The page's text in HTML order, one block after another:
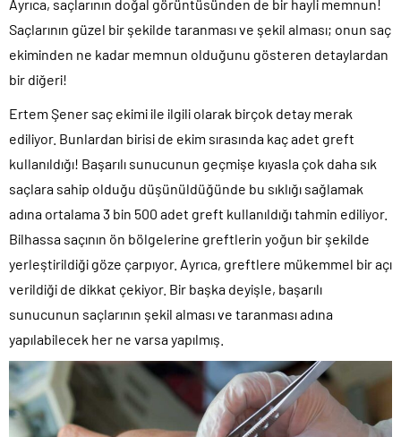
Ayrıca, saçlarının doğal görüntüsünden de bir hayli memnun!
Saçlarının güzel bir şekilde taranması ve şekil alması; onun saç
ekiminden ne kadar memnun olduğunu gösteren detaylardan
bir diğeri!
Ertem Şener saç ekimi ile ilgili olarak birçok detay merak
ediliyor. Bunlardan birisi de ekim sırasında kaç adet greft
kullanıldığı! Başarılı sunucunun geçmişe kıyasla çok daha sık
saçlara sahip olduğu düşünüldüğünde bu sıklığı sağlamak
adına ortalama 3 bin 500 adet greft kullanıldığı tahmin ediliyor.
Bilhassa saçının ön bölgelerine greftlerin yoğun bir şekilde
yerleştirildiği göze çarpıyor. Ayrıca, greftlere mükemmel bir açı
verildiği de dikkat çekiyor. Bir başka deyişle, başarılı
sunucunun saçlarının şekil alması ve taranması adına
yapılabilecek her ne varsa yapılmış.